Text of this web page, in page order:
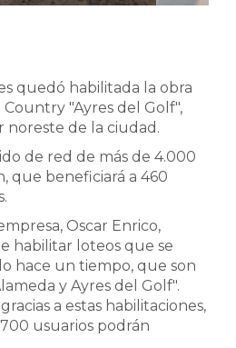
quedó habilitada la obra
"Ayres del Golf",
noreste de la ciudad.
de red de más de 4.000
que beneficiará a 460
Oscar Enrico,
habilitar loteos que se
hace un tiempo, que son
y Ayres del Golf".
a estas habilitaciones,
usuarios podrán